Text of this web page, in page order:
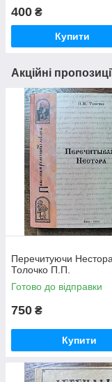
400 ₴
Купити
Акційні
Перечитуючи
Толочко П.П.
Готово до відправки
750 ₴
Купити